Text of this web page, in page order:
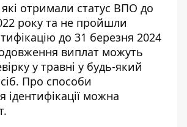
отримали статус ВПО до
року та не пройшли
до 31 березня 2024
виплат можуть
у травні у будь-який
Про способи
ідентифікації можна